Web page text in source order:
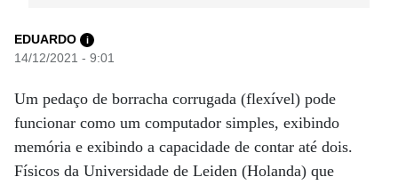
EDUARDO i
14/12/2021 - 9:01
Um pedaço de borracha corrugada (flexível) pode
funcionar como um computador simples, exibindo
memória e exibindo a capacidade de contar até dois.
Físicos da Universidade de Leiden (Holanda) que